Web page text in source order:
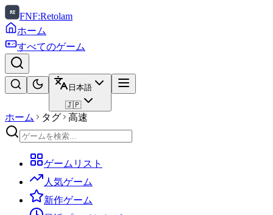
FNF:Retolam
ホーム
すべてのゲーム
日本語
🇯🇵
ホーム タグ 高速
ゲームリスト
人気ゲーム
新作ゲーム